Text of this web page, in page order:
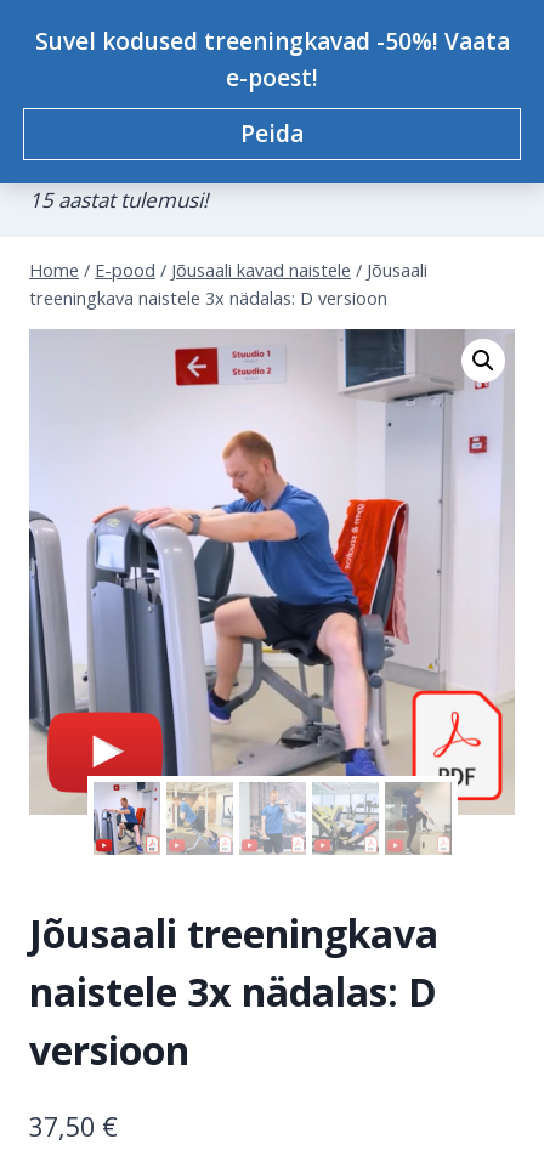
Personaaltreener Kristjan-
Johannes Konsap
Treeningkavad, personaaltreeningud,
koolitused.
15 aastat tulemusi!
Home / E-pood / Jõusaali kavad naistele / Jõusaali
treeningkava naistele 3x nädalas: D versioon
Jõusaali treeningkava
naistele 3x nädalas: D
versioon
37,50 €
Suvel kodused treeningkavad -50%! Vaata
e-poest!
Peida